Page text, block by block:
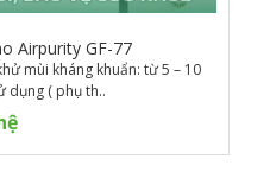
Airpurity GF-77
mùi kháng khuẩn: từ 5 – 10
dụng ( phụ th..